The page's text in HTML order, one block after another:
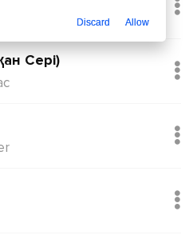
Сері)
Discard Allow